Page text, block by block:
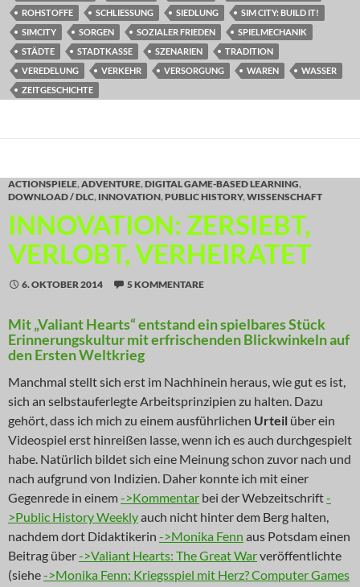
ROHSTOFFE
SCHLIESSUNG SIEDLUNG
SIM CITY: BUILD IT!
SIMCITY
SORGEN SOZIALER FRIEDEN
SPIELMECHANIK
STÄDTE
STADTKASSE SZENARIEN
TRADITION
VEREDELUNG
VERKEHR VERSORGUNG WAREN
WASSER
ZEITGESCHICHTE
ACTIONSPIELE,ADVENTURE,DIGITAL GAME-BASED LEARNING,
DOWNLOAD / DLC, INNOVATION,PUBLIC HISTORY,WISSENSCHAFT
INNOVATION: ZERSIEBT,
VERLOBT, VERHEIRATET
6. OKTOBER 2014 5 KOMMENTARE
Mit „Valiant Hearts“ entstand ein spielbares Stück
Erinnerungskultur mit erfrischenden Blickwinkeln auf
den Ersten Weltkrieg
Manchmal stellt sich erst im Nachhinein heraus, wie gut es ist,
sich an selbstauferlegte Arbeitsprinzipien zu halten. Dazu
gehört, dass ich mich zu einem ausführlichen Urteil über ein
Videospiel erst hinreißen lasse, wenn ich es auch durchgespielt
habe. Natürlich bildet sich eine Meinung schon zuvor nach und
nach aufgrund von Indizien. Daher konnte ich mit einer
Gegenrede in einem->Kommentar bei der Webzeitschrift-
>Public History Weeklyauch nicht hinter dem Berg halten,
nachdem dort Didaktikerin ->Monika Fenn aus Potsdam einen
Beitrag über->Valiant Hearts: The Great Warveröffentlichte
(siehe->Monika Fenn: Kriegsspiel mit Herz? Computer Games